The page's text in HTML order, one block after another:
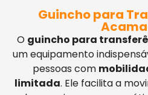
Guincho para
O guincho para
um equipamento
pessoas com
limitada. Ele facilita a